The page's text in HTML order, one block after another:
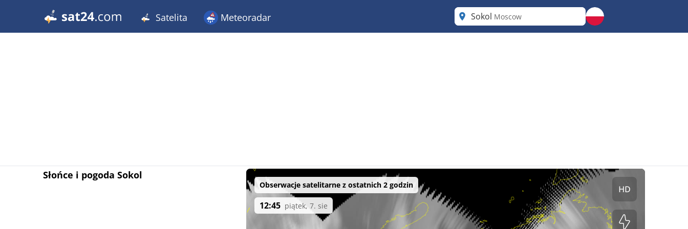
Satelita Meteoradar Sokol Moscow
Słońce i pogoda Sokol
Obserwacje satelitarne z ostatnich 2 godzin
12:45 piątek, 7. sie